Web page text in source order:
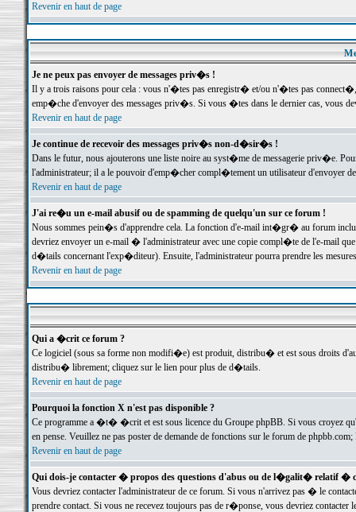
Revenir en haut de page
Je ne peux pas envoyer de messages priv�s !
Il y a trois raisons pour cela : vous n'�tes pas enregistr� et/ou n'�tes pas
emp�che d'envoyer des messages priv�s. Si vous �tes dans le dernier cas, vous
Revenir en haut de page
Je continue de recevoir des messages priv�s non-d�sir�s !
Dans le futur, nous ajouterons une liste noire au syst�me de messagerie priv�e.
l'administrateur; il a le pouvoir d'emp�cher compl�tement un utilisateur d'envoyer
Revenir en haut de page
J'ai re�u un e-mail abusif ou de spamming de quelqu'un sur ce forum !
Nous sommes pein�s d'apprendre cela. La fonction d'e-mail int�gr� au forum inclut
devriez envoyer un e-mail � l'administrateur avec une copie compl�te de l'e-mail
d�tails concernant l'exp�diteur). Ensuite, l'administrateur pourra prendre les
Revenir en haut de page
Qui a �crit ce forum ?
Ce logiciel (sous sa forme non modifi�e) est produit, distribu� et est sous droits
distribu� librement; cliquez sur le lien pour plus de d�tails.
Revenir en haut de page
Pourquoi la fonction X n'est pas disponible ?
Ce programme a �t� �crit et est sous licence du Groupe phpBB. Si vous croyez
en pense. Veuillez ne pas poster de demande de fonctions sur le forum de
Revenir en haut de page
Qui dois-je contacter � propos des questions d'abus ou de l�galit� relatif �
Vous devriez contacter l'administrateur de ce forum. Si vous n'arrivez pas � le
prendre contact. Si vous ne recevez toujours pas de r�ponse, vous devriez